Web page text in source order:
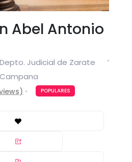
Abel Antonio
Judicial de Zarate
Campana
POPULARES